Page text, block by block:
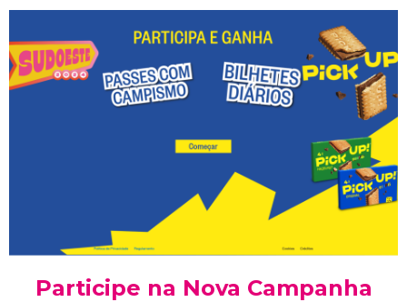
Participe na Nova Campanha